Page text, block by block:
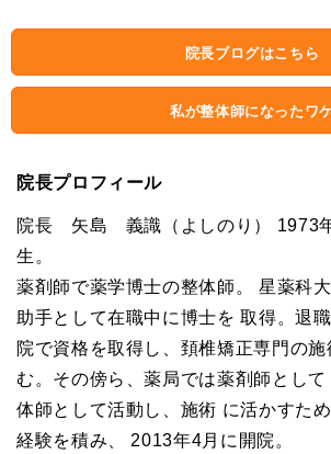
院長ブログはこちら
私が整体師になったワ
院長プロフィール
院長 矢島 義識（よしのり） 1973
生。
薬剤師で薬学博士の整体師。 星薬科
助手として在職中に博士を 取得。退
院で資格を取得し、頚椎矯正専門の
む。その傍ら、薬局では薬剤師とし
体師として活動し、施術 に活かすた
経験を積み、 2013年4月に開院。